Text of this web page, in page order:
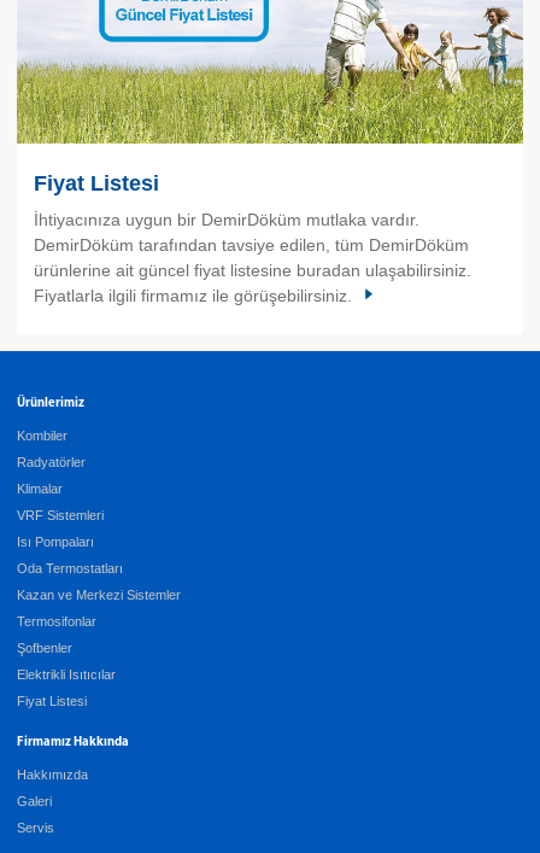
Fiyat Listesi
İhtiyacınıza uygun bir DemirDöküm mutlaka vardır.
DemirDöküm tarafından tavsiye edilen, tüm DemirDöküm
ürünlerine ait güncel fiyat listesine buradan ulaşabilirsiniz.
Fiyatlarla ilgili firmamız ile görüşebilirsiniz.
Ürünlerimiz
Kombiler
Radyatörler
Klimalar
VRF Sistemleri
Isı Pompaları
Oda Termostatları
Kazan ve Merkezi Sistemler
Termosifonlar
Şofbenler
Elektrikli Isıtıcılar
Fiyat Listesi
Firmamız Hakkında
Hakkımızda
Galeri
Servis